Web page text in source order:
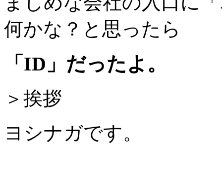
何かな？と思ったら
「ID」だったよ。
＞挨拶
ヨシナガです。